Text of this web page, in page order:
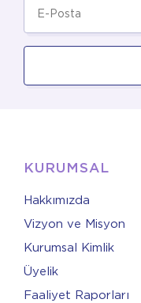
KURUMSAL
Hakkımızda
Vizyon ve Misyon
Kurumsal Kimlik
Üyelik
Faaliyet Raporları